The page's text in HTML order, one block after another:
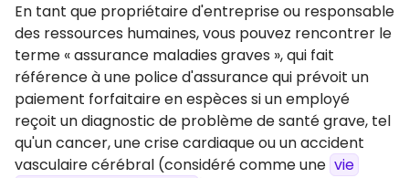
En tant que propriétaire d'entreprise ou responsable
des ressources humaines, vous pouvez rencontrer le
terme « assurance maladies graves », qui fait
référence à une police d'assurance qui prévoit un
paiement forfaitaire en espèces si un employé
reçoit un diagnostic de problème de santé grave, tel
qu'un cancer, une crise cardiaque ou un accident
vasculaire cérébral (considéré comme une vie